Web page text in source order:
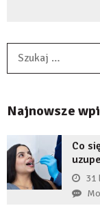
Najnowsze
Co
31